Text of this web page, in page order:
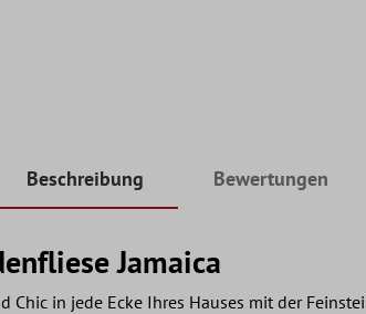
Beschreibung Bewertungen
Jamaica
Chic in jede Ecke Ihres Hauses mit der